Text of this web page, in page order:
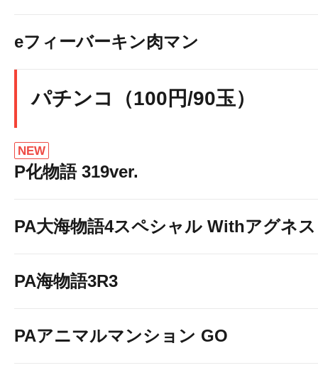
eフィーバーキン肉マン
パチンコ（100円/90玉）
NEW
P化物語 319ver.
PA大海物語4スペシャル Withアグネ
PA海物語3R3
PAアニマルマンション GO